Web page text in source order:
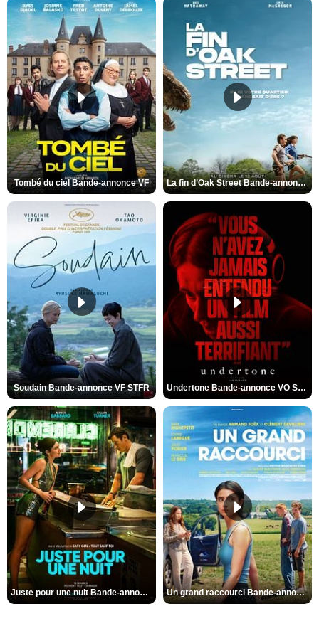
Tombé du ciel Bande-annonce VF La fin d’Oak Street Bande-annonce VO STFR
Soudain Bande-annonce VF STFR Undertone Bande-annonce VO STFR
Juste pour une nuit Bande-annonce VO STFR Un grand raccourci Bande-annonce VF